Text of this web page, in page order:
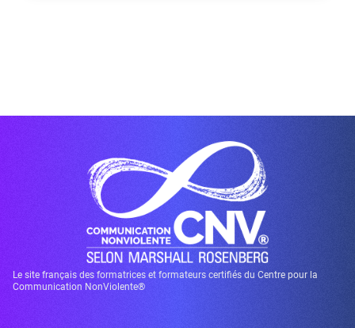
Le site français des formatrices et formateurs certifiés du Centre pour la
Communication NonViolente®